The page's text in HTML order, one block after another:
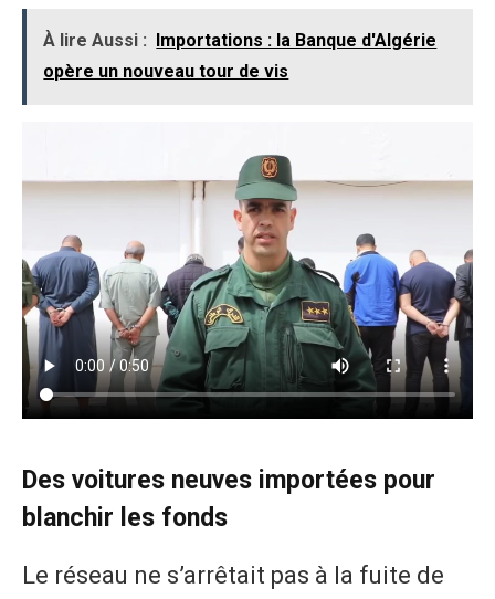
À lire Aussi :
Importations : la Banque d'Algérie
opère un nouveau tour de vis
Des voitures neuves importées pour
blanchir les fonds
Le réseau ne s’arrêtait pas à la fuite de